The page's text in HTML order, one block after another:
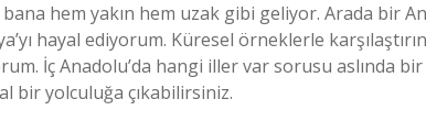
bana hem yakın hem uzak gibi geliyor. Arada bir
hayal ediyorum. Küresel örneklerle
İç Anadolu’da hangi iller var sorusu aslında
bir yolculuğa çıkabilirsiniz.